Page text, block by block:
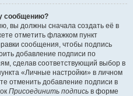
сообщению?
вы должны сначала создать её в
отметить флажком пункт
сообщения, чтобы подпись
добавление подписи по
сделав соответствующий выбор в
«Личные настройки» в личном
отменить добавление подписи в
Присоединить подпись в форме